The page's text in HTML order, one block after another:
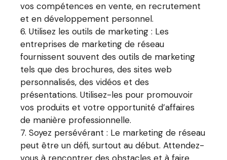
vos compétences en vente, en recrutement
et en développement personnel.
Utilisez les outils de marketing : Les
entreprises de marketing de réseau
fournissent souvent des outils de marketing
tels que des brochures, des sites web
personnalisés, des vidéos et des
présentations. Utilisez-les pour promouvoir
vos produits et votre opportunité d’affaires
de manière professionnelle.
Soyez persévérant : Le marketing de réseau
peut être un défi, surtout au début. Attendez-